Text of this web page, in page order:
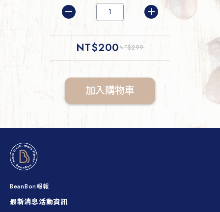
NT$200NT$299
加入購物車
BeanBon報報
最新消息活動資訊